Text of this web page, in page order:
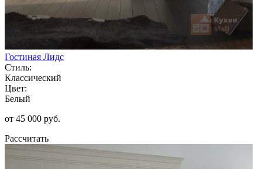
Гостиная Лидс
Стиль:
Классический
Цвет:
Белый
от 45 000 руб.
Рассчитать